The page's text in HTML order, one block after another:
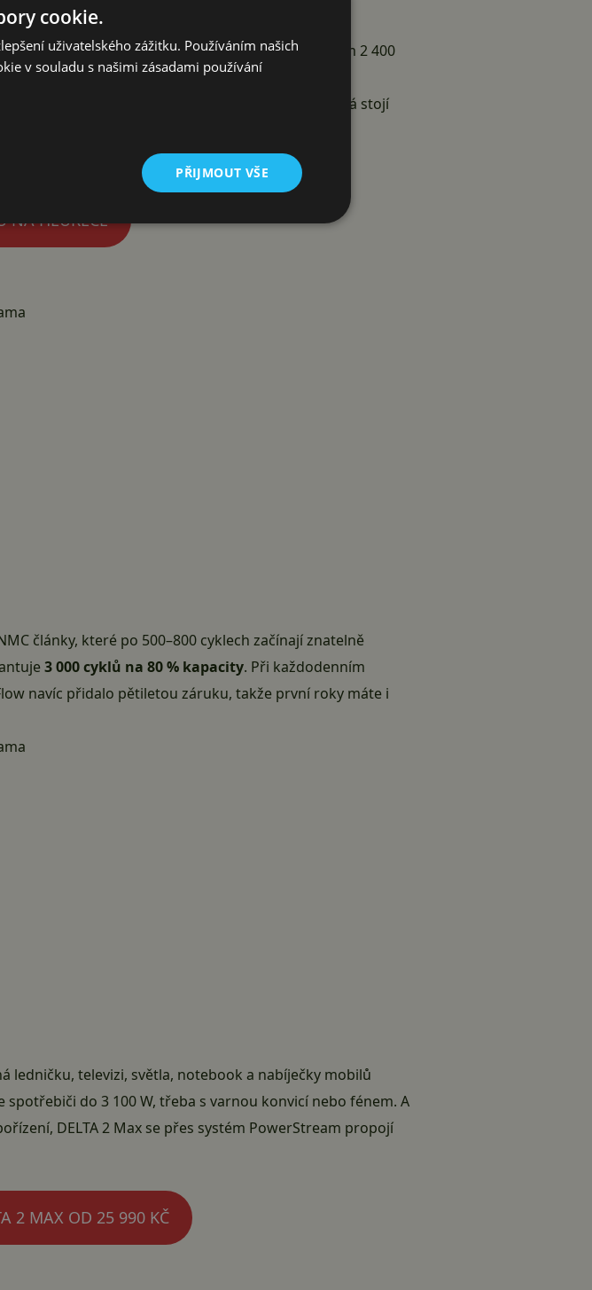
balkónové systémy — kapacita 2 kWh s výkonem 2 400
144 Wh přidáním dvou přídavných baterií, ale každá stojí
z nuly na 80 % za 53 minut z AC
NA HEURECE
články, které po 500–800 cyklech začínají znatelně
3 000 cyklů na 80 % kapacity. Při každodenním
navíc přidalo pětiletou záruku, takže první roky máte i
ledničku, televizi, světla, notebook a nabíječky mobilů
do 3 100 W, třeba s varnou konvicí nebo fénem. A
DELTA 2 Max se přes systém PowerStream propojí
2 MAX OD 25 990 KČ
cookie.
uživatelského zážitku. Používáním našich
v souladu s našimi zásadami používání
PŘIJMOUT VŠE